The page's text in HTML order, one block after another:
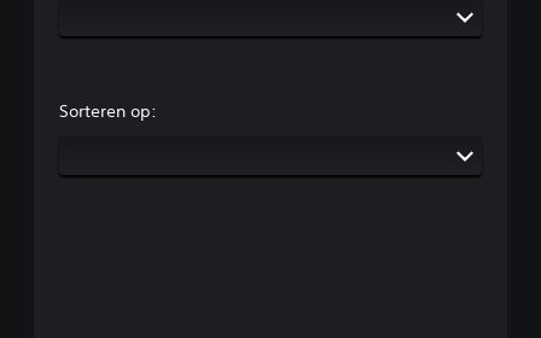
Sorteren op: